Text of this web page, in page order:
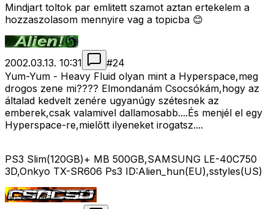
Mindjart toltok par emlitett szamot aztan ertekelem a
hozzaszolasom mennyire vag a topicba 😊
2002.03.13. 10:31 #24
Yum-Yum - Heavy Fluid olyan mint a Hyperspace,meg
drogos zene mi???? Elmondanám Csocsókám,hogy az
általad kedvelt zenére ugyanúgy szétesnek az
emberek,csak valamivel dallamosabb....És menjél el egy
Hyperspace-re,mielőtt ilyeneket irogatsz....
PS3 Slim(120GB)+ MB 500GB,SAMSUNG LE-40C750
3D,Onkyo TX-SR606 Ps3 ID:Alien_hun(EU),sstyles(US)